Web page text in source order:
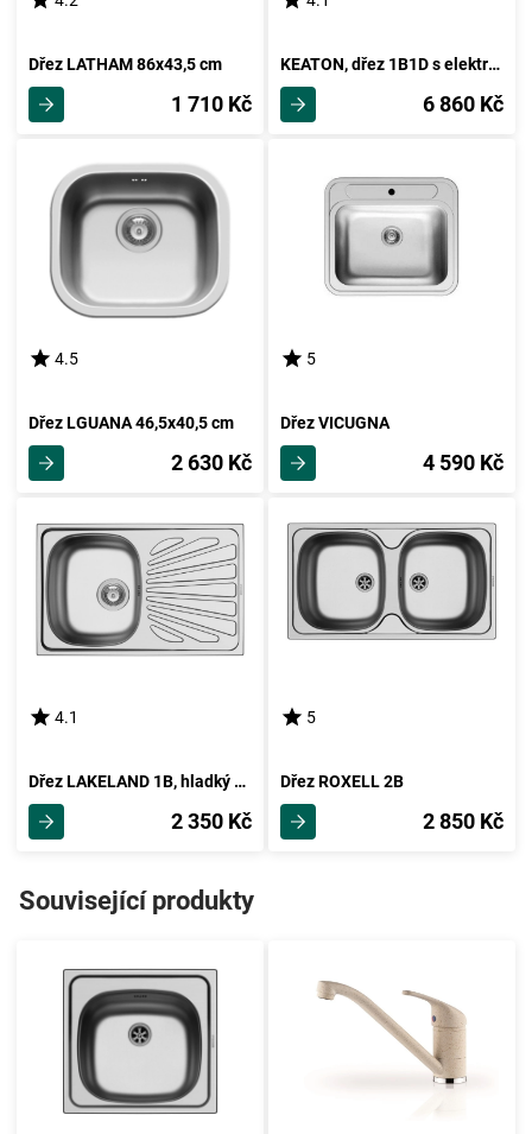
Dřez LATHAM 86x43,5 cm
1 710 Kč
KEATON, dřez 1B1D s elektrickým vařičem
6 860 Kč
4.5
Dřez LGUANA 46,5x40,5 cm
2 630 Kč
5
Dřez VICUGNA
4 590 Kč
4.1
Dřez LAKELAND 1B, hladký povrch
2 350 Kč
5
Dřez ROXELL 2B
2 850 Kč
Související produkty